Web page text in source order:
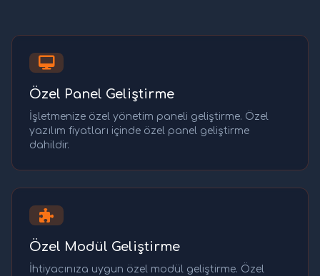
Özel Panel Geliştirme
İşletmenize özel yönetim paneli geliştirme. Özel
yazılım fiyatları içinde özel panel geliştirme
dahildir.
Özel Modül Geliştirme
İhtiyacınıza uygun özel modül geliştirme. Özel